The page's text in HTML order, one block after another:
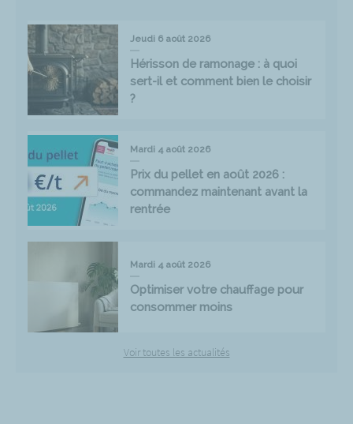
Jeudi 6 août 2026
Hérisson de ramonage : à quoi
sert-il et comment bien le choisir
?
Mardi 4 août 2026
Prix du pellet en août 2026 :
commandez maintenant avant la
rentrée
Mardi 4 août 2026
Optimiser votre chauffage pour
consommer moins
Voir toutes les actualités